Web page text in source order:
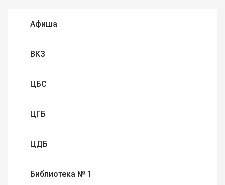
Афиша
ВКЗ
ЦБС
ЦГБ
ЦДБ
Библиотека № 1